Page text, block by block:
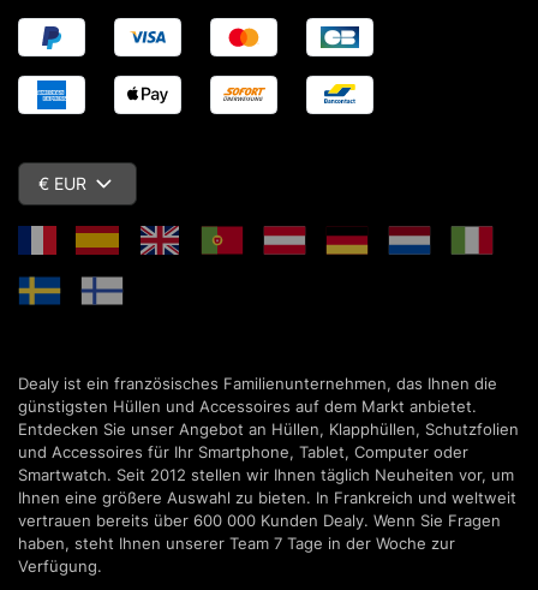
€ EUR
Dealy ist ein französisches Familienunternehmen, das Ihnen die
günstigsten Hüllen und Accessoires auf dem Markt anbietet.
Entdecken Sie unser Angebot an Hüllen, Klapphüllen, Schutzfolien
und Accessoires für Ihr Smartphone, Tablet, Computer oder
Smartwatch. Seit 2012 stellen wir Ihnen täglich Neuheiten vor, um
Ihnen eine größere Auswahl zu bieten. In Frankreich und weltweit
vertrauen bereits über 600 000 Kunden Dealy. Wenn Sie Fragen
haben, steht Ihnen unserer Team 7 Tage in der Woche zur
Verfügung.